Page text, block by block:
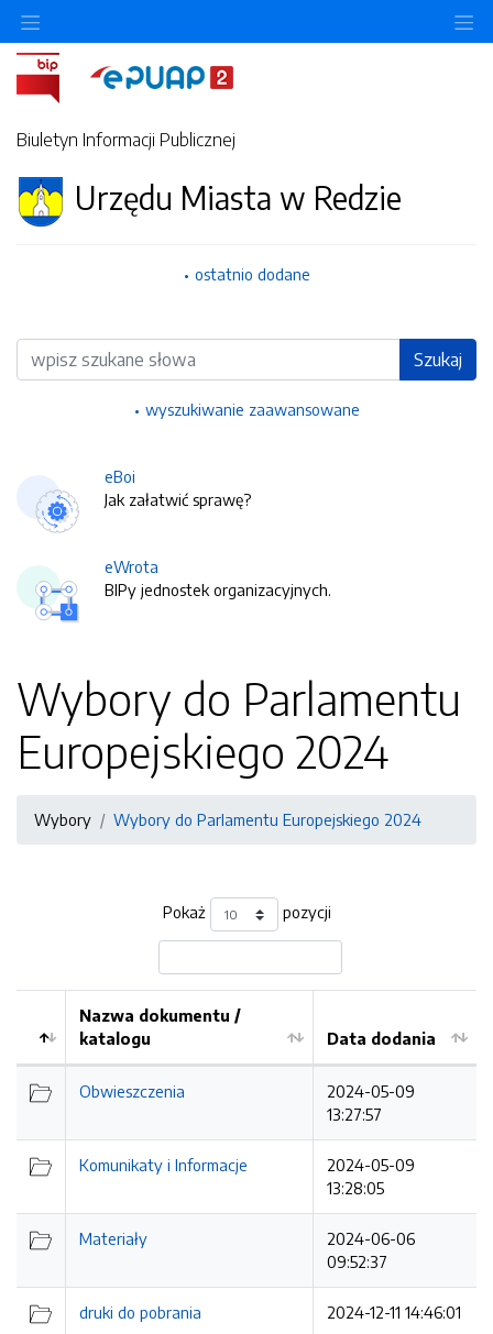
Biuletyn Informacji Publicznej
Urzędu Miasta w Redzie
ostatnio dodane
Wyszukiwarka Szukaj
wyszukiwanie zaawansowane
eBoi
Jak załatwić sprawę?
eWrota
BIPy jednostek organizacyjnych.
Wybory do Parlamentu
Europejskiego 2024
Wybory Wybory do Parlamentu Europejskiego 2024
Pokaż pozycji
Kolejność
Nazwa dokumentu /
katalogu
Data dodania
Obwieszczenia
2024-05-09
13:27:57
Komunikaty i Informacje
2024-05-09
13:28:05
Materiały
2024-06-06
09:52:37
druki do pobrania 2024-12-11 14:46:01